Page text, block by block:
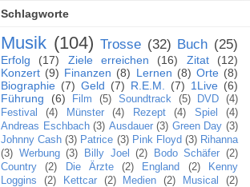
Schlagworte
Musik (104) Trosse (32) Buch (25)
Erfolg (17) Ziele erreichen (16) Zitat
(12)
Konzert (9) Finanzen (8) Lernen (8) Orte (8)
Biographie (7) Geld (7) R.E.M. (7) 1Live (6)
Führung
(6) Film (5) Soundtrack (5) DVD
(4)
Festival
(4) Münster (4) Rezept (4) Spiel
(4)
Andreas Eschbach (3) Ausdauer (3) Green Day (3)
Johnny Cash (3) Patrice (3) Pink Floyd (3) Rihanna
(3) Werbung (3) Billy Joel (2) Bodo Schäfer (2)
Country
(2) Die Ärzte (2) England (2)
Kenny
Loggins
(2) Kettcar (2) Medien (2) Musical
(2)